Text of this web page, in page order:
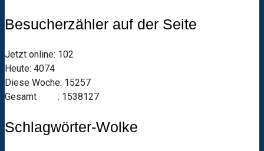
Besucherzähler auf der Seite
Jetzt online: 102
Heute: 4074
Diese Woche: 15257
Gesamt : 1538127
Schlagwörter-Wolke